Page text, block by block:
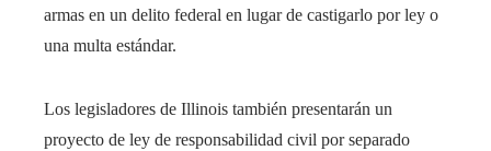
armas en un delito federal en lugar de castigarlo por ley o
una multa estándar.
Los legisladores de Illinois también presentarán un
proyecto de ley de responsabilidad civil por separado